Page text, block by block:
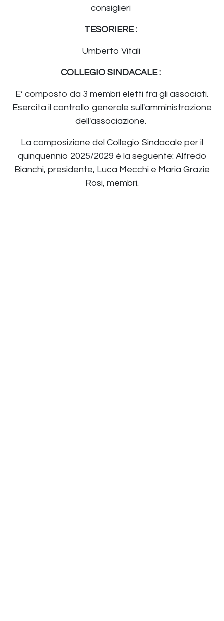
consiglieri
TESORIERE :
Umberto Vitali
COLLEGIO SINDACALE :
E’ composto da 3 membri eletti fra gli associati.
Esercita il controllo generale sull'amministrazione
dell'associazione.
La composizione del Collegio Sindacale per il
quinquennio 2025/2029 è la seguente: Alfredo
Bianchi, presidente, Luca Mecchi e Maria Grazie
Rosi, membri. ​